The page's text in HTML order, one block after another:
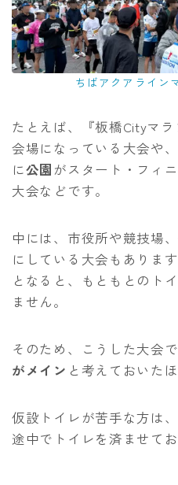
ちばアクアライン
たとえば、『板橋Cityマ
会場になっている大会や
に公園がスタート・フィ
大会などです。
中には、市役所や競技場
にしている大会もありま
となると、もともとのト
ません。
そのため、こうした大会
がメイン と考えておいた
仮設トイレが苦手な方は
途中でトイレを済ませて